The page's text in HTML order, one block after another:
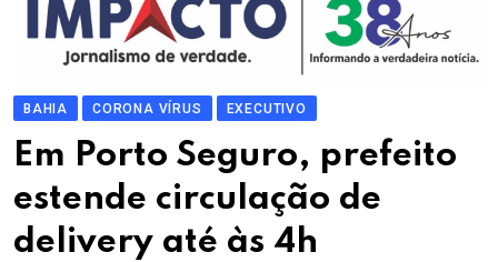
BAHIA CORONA VÍRUS EXECUTIVO
Em Porto Seguro, prefeito
estende circulação de
delivery até às 4h